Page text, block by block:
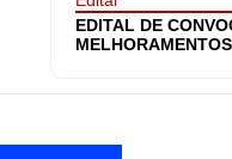
EDITAL DE